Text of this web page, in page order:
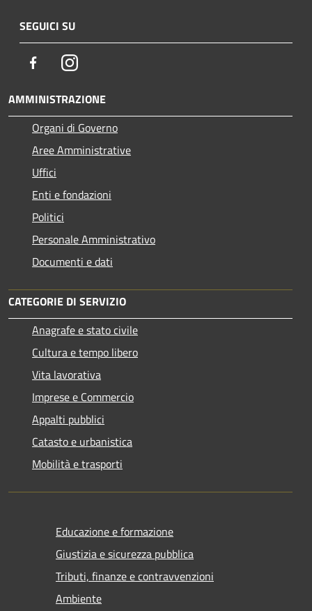
SEGUICI SU
FacebookInstagram
AMMINISTRAZIONE
Organi di Governo
Aree Amministrative
Uffici
Enti e fondazioni
Politici
Personale Amministrativo
Documenti e dati
CATEGORIE DI SERVIZIO
Anagrafe e stato civile
Cultura e tempo libero
Vita lavorativa
Imprese e Commercio
Appalti pubblici
Catasto e urbanistica
Mobilità e trasporti
Educazione e formazione
Giustizia e sicurezza pubblica
Tributi, finanze e contravvenzioni
Ambiente